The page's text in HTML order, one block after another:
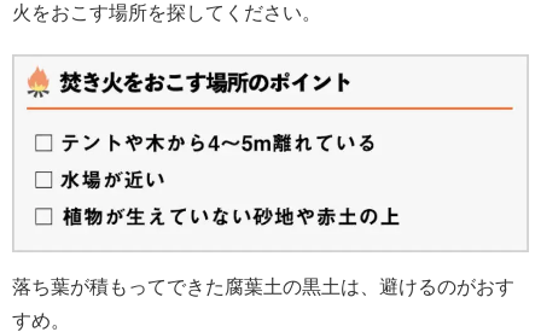
火をおこす場所を探してください。
落ち葉が積もってできた腐葉土の黒土は、避けるのがおす
すめ。